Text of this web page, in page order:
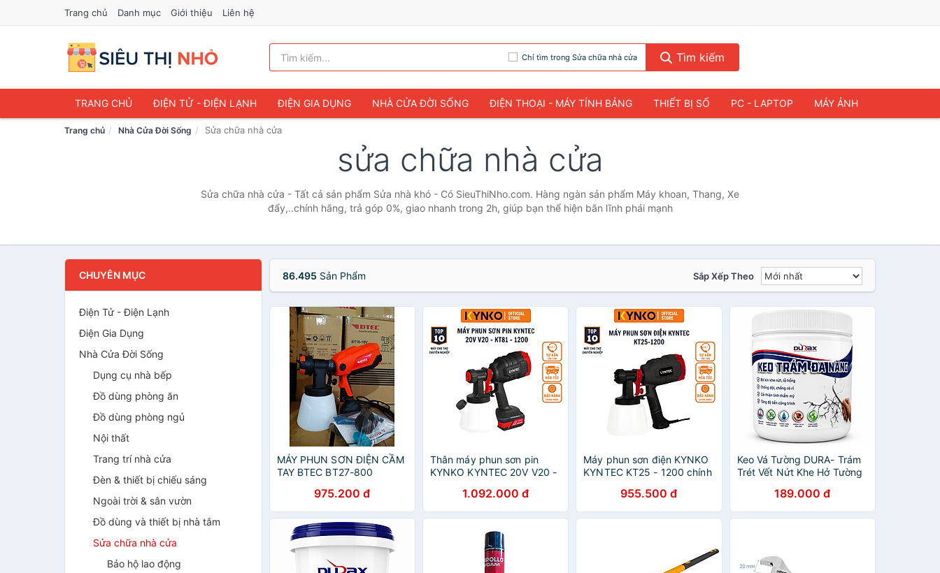
Trang chủ Danh mục Giới thiệu Liên hệ
Chỉ tìm trong Sửa chữa nhà cửa Tìm kiếm
TRANG CHỦ ĐIỆN TỬ - ĐIỆN LẠNH ĐIỆN GIA DỤNG NHÀ CỬA ĐỜI SỐNG ĐIỆN THOẠI - MÁY TÍNH BẢNG THIẾT BỊ SỐ PC - LAPTOP MÁY ẢNH
Trang chủ Nhà Cửa Đời Sống Sửa chữa nhà cửa
sửa chữa nhà cửa
Sửa chữa nhà cửa - Tất cả sản phẩm Sửa nhà khó - Có SieuThiNho.com. Hàng ngàn sản phẩm Máy khoan, Thang, Xe
đẩy,..chính hãng, trả góp 0%, giao nhanh trong 2h, giúp bạn thể hiện bãn lĩnh phái mạnh
CHUYÊN MỤC
Điện Tử - Điện Lạnh
Điện Gia Dụng
Nhà Cửa Đời Sống
Dụng cụ nhà bếp
Đồ dùng phòng ăn
Đồ dùng phòng ngủ
Nội thất
Trang trí nhà cửa
Đèn & thiết bị chiếu sáng
Ngoài trời & sân vườn
Đồ dùng và thiết bị nhà tắm
Sửa chữa nhà cửa
Bảo hộ lao động
86.495 Sản Phẩm Sắp Xếp Theo
MÁY PHUN SƠN ĐIỆN CẦM
TAY BTEC BT27-800
975.200 đ
Thân máy phun sơn pin
KYNKO KYNTEC 20V V20 -
gồm pin)1.092.000 đ
Máy phun sơn điện KYNKO
KYNTEC KT25 - 1200 chính
955.500 đ
Keo Vá Tường DURA- Trám
Trét Vết Nứt Khe Hở Tường
189.000 đ